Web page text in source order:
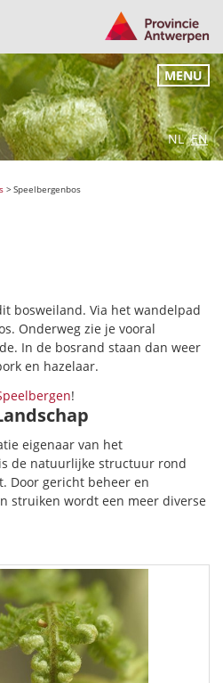
NL EN
MENU
>Speelbergenbos
bosweiland. Via het wandelpad
Onderweg zie je vooral
In de bosrand staan dan weer
en hazelaar.
!
eigenaar van het
de natuurlijke structuur rond
Door gericht beheer en
struiken wordt een meer diverse